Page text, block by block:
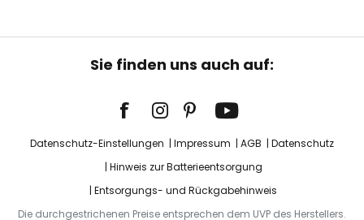
Sie finden uns auch auf:
Datenschutz-Einstellungen Impressum AGB
Datenschutz
Hinweis zur Batterieentsorgung
Entsorgungs- und Rückgabehinweis
Die durchgestrichenen Preise entsprechen dem UVP des Herstellers.